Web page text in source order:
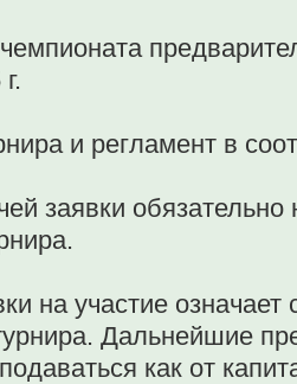
и регламент в
заявки
на участие
Дальнейшие
как от